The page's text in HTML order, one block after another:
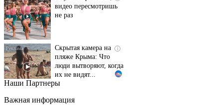
не раз
пляже Крыма: Что
люди вытворяют, когда
их не видят...
Ролик длится
смеяться вы будете
Наши Партнеры
Важная информация